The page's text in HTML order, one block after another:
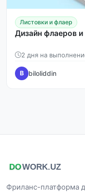
Листовки и флаер
Дизайн флаеров и
2 дня на
B biloliddin
Фриланс-платформа